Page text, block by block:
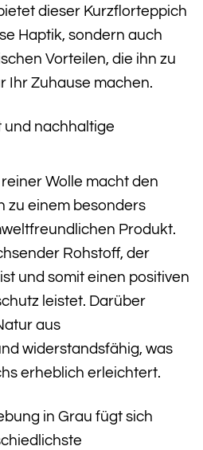
dieser Kurzflorteppich
Haptik, sondern auch
Vorteilen, die ihn zu
Ihr Zuhause machen.
und nachhaltige
Wolle macht den
zu einem besonders
Produkt.
Rohstoff, der
und somit einen positiven
leistet. Darüber
aus
widerstandsfähig, was
erheblich erleichtert.
in Grau fügt sich